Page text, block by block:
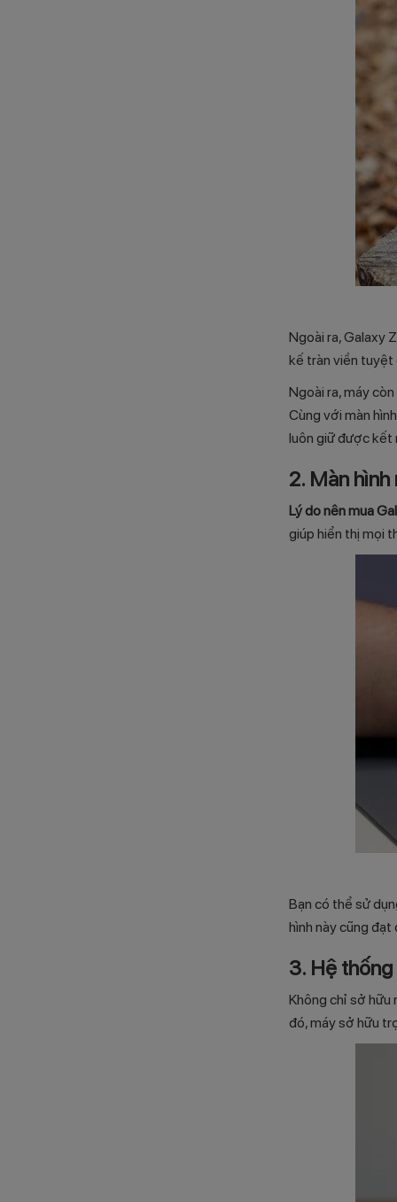
Ngoài ra, Galaxy
kế tràn viền tuyệt
Ngoài ra, máy
Cùng với màn
luôn giữ được kết
2. Màn
Lý do nên mua
giúp hiển thị mọi
Bạn có thể sử
hình này cũng
3. Hệ
Không chỉ sở hữu
đó, máy sở hữu